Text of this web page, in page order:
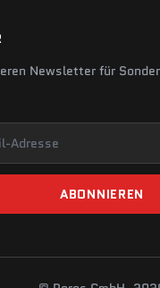
Newsletter für
Adresse
ABONNIEREN